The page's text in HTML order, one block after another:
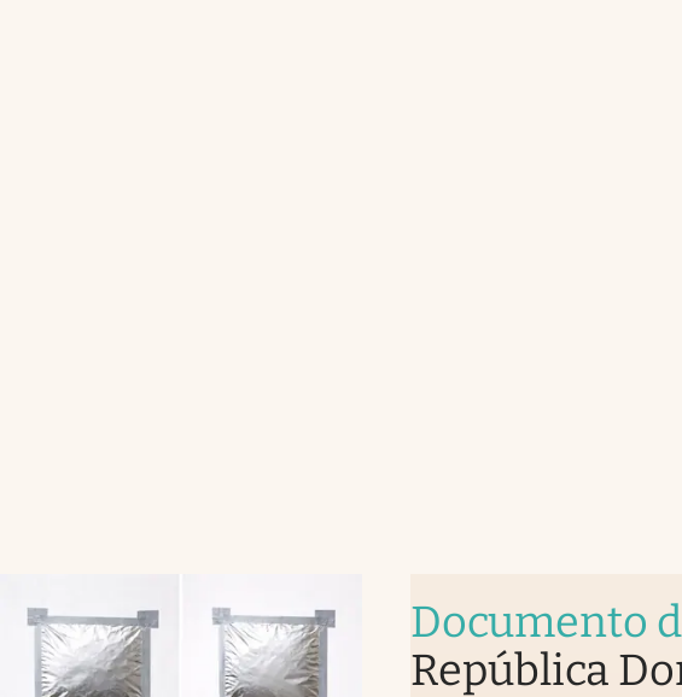
Documento
República